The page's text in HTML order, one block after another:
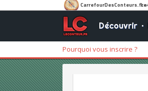
Découvrir•
Pourquoi vous inscrire ?